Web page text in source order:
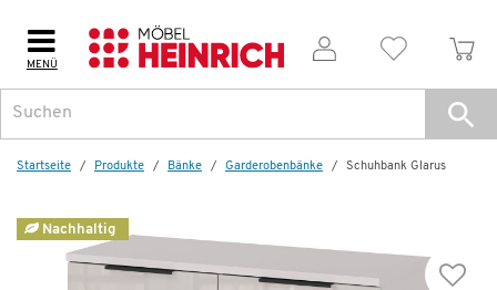
MENÜ
Startseite Produkte Bänke Garderobenbänke Schuhbank Glarus
Nachhaltig
Dazu empfehlen wir folgendes Zubehör: